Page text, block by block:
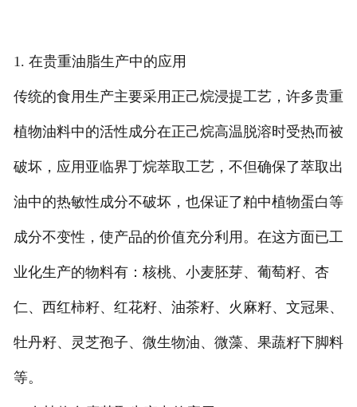
1. 在贵重油脂生产中的应用
传统的食用生产主要采用正己烷浸提工艺，许多贵重
植物油料中的活性成分在正己烷高温脱溶时受热而被
破坏，应用亚临界丁烷萃取工艺，不但确保了萃取出
油中的热敏性成分不破坏，也保证了粕中植物蛋白等
成分不变性，使产品的价值充分利用。在这方面已工
业化生产的物料有：核桃、小麦胚芽、葡萄籽、杏
仁、西红柿籽、红花籽、油茶籽、火麻籽、文冠果、
牡丹籽、灵芝孢子、微生物油、微藻、果蔬籽下脚料
等。